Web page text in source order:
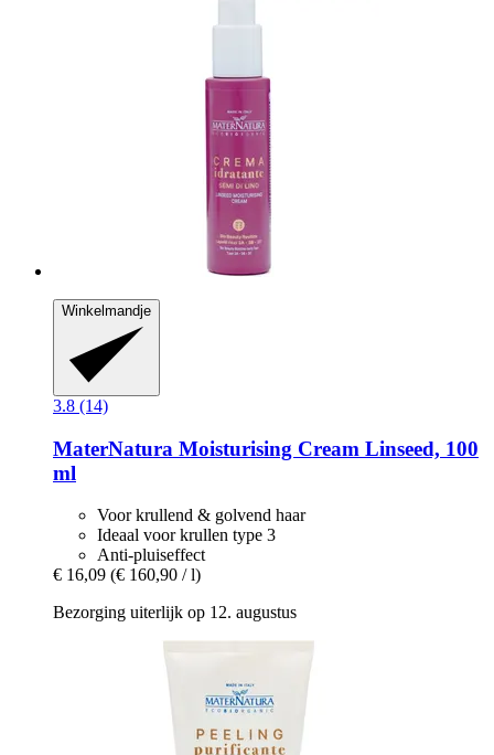
Winkelmandje
3.8 (14)
MaterNatura Moisturising Cream Linseed, 100
ml
Voor krullend & golvend haar
Ideaal voor krullen type 3
Anti-pluiseffect
€ 16,09 (€ 160,90 / l)
Bezorging uiterlijk op 12. augustus